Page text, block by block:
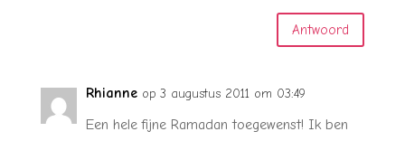
Antwoord
Rhianne op 3 augustus 2011 om 03:49
Een hele fijne Ramadan toegewenst! Ik ben